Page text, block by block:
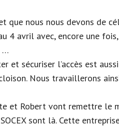
que nous nous devons de
4 avril avec, encore une
…
sécuriser l’accès est
Nous travaillerons
et Robert vont remettre le
sont là. Cette